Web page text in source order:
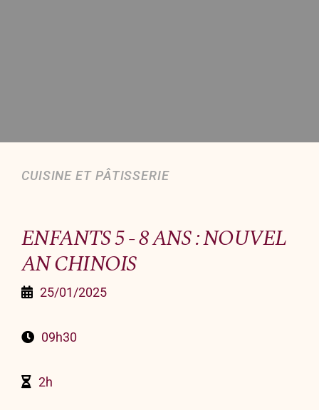
CUISINE ET PÂTISSERIE
ENFANTS 5 - 8 ANS : NOUVEL
AN CHINOIS
25/01/2025
09h30
2h